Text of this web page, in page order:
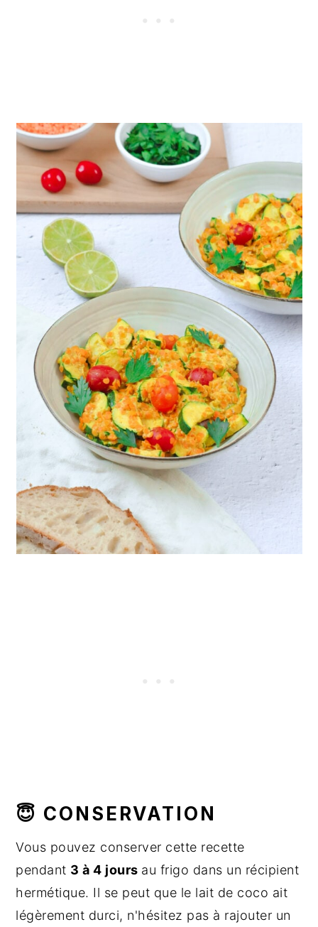
😇 CONSERVATION
Vous pouvez conserver cette recette
pendant 3 à 4 jours au frigo dans un récipient
hermétique. Il se peut que le lait de coco ait
légèrement durci, n'hésitez pas à rajouter un